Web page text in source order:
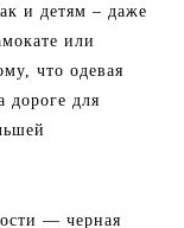
и детям – даже
или
что одевая
дороге для
— черная